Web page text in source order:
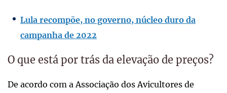
Lula recompõe, no governo, núcleo duro da
campanha de 2022
O que está por trás da elevação de preços?
De acordo com a Associação dos Avicultores de